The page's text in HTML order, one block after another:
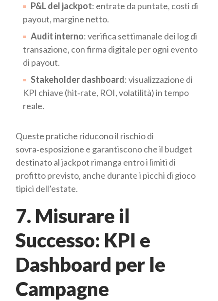
P&L del jackpot: entrate da puntate, costi di
payout, margine netto.
Audit interno: verifica settimanale dei log di
transazione, con firma digitale per ogni evento
di payout.
Stakeholder dashboard: visualizzazione di
KPI chiave (hit‑rate, ROI, volatilità) in tempo
reale.
Queste pratiche riducono il rischio di
sovra‑esposizione e garantiscono che il budget
destinato al jackpot rimanga entro i limiti di
profitto previsto, anche durante i picchi di gioco
tipici dell’estate.
7. Misurare il
Successo: KPI e
Dashboard per le
Campagne